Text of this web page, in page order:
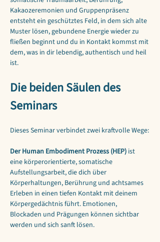
Kakaozeremonien und Gruppenpräsenz
entsteht ein geschütztes Feld, in dem sich alte
Muster lösen, gebundene Energie wieder zu
fließen beginnt und du in Kontakt kommst mit
dem, was in dir lebendig, authentisch und heil
ist.
Die beiden Säulen des
Seminars
Dieses Seminar verbindet zwei kraftvolle Wege:
Der Human Embodiment Prozess (HEP) ist
eine körperorientierte, somatische
Aufstellungsarbeit, die dich über
Körperhaltungen, Berührung und achtsames
Erleben in einen tiefen Kontakt mit deinem
Körpergedächtnis führt. Emotionen,
Blockaden und Prägungen können sichtbar
werden und sich sanft lösen.